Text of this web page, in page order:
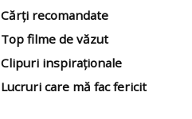
Cărți recomandate
Top filme de văzut
Clipuri inspiraționale
Lucruri care mă fac fericit